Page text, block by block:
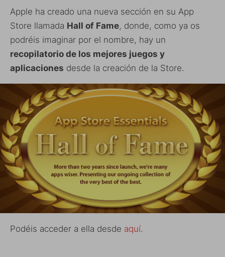
Apple ha creado una nueva sección en su App
Store llamada Hall of Fame, donde, como ya os
podréis imaginar por el nombre, hay un
recopilatorio de los mejores juegos y
aplicaciones desde la creación de la Store.
Podéis acceder a ella desde aquí.